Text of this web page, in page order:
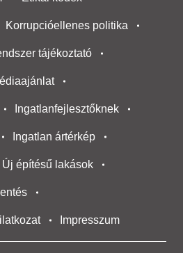
Korrupcióellenes politika
tájékoztató
Ingatlanfejlesztőknek
Ingatlan ártérkép
Új építésű lakások
Impresszum